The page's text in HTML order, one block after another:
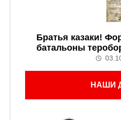
Братья казаки!
батальоны
НАШИ